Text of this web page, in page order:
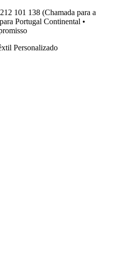
101 138 (Chamada para a
Portugal Continental •
Personalizado